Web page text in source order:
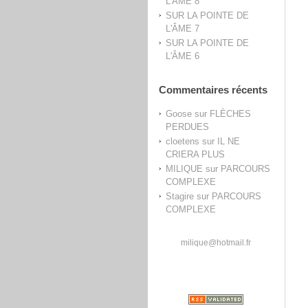
SUR LA POINTE DE
L'ÂME 7
SUR LA POINTE DE
L'ÂME 6
Commentaires récents
Goosesur FLÈCHES
PERDUES
cloetens sur
IL NE
CRIERA PLUS
MILIQUE sur PARCOURS
COMPLEXE
Stagiresur PARCOURS
COMPLEXE
milique@hotmail.fr